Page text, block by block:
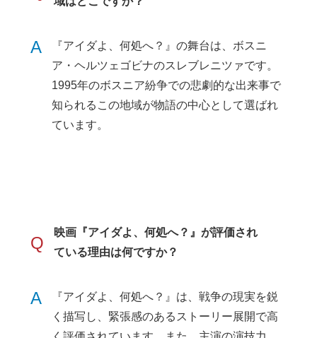
A
『アイダよ、何処へ？』の舞台は、ボスニ
ア・ヘルツェゴビナのスレブレニツァです。
1995年のボスニア紛争での悲劇的な出来事で
知られるこの地域が物語の中心として選ばれ
ています。
Q
映画『アイダよ、何処へ？』が評価され
ている理由は何ですか？
A
『アイダよ、何処へ？』は、戦争の現実を鋭
く描写し、緊張感のあるストーリー展開で高